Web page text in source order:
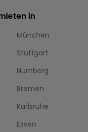
in
München
Stuttgart
Nürnberg
Bremen
Karlsruhe
Essen